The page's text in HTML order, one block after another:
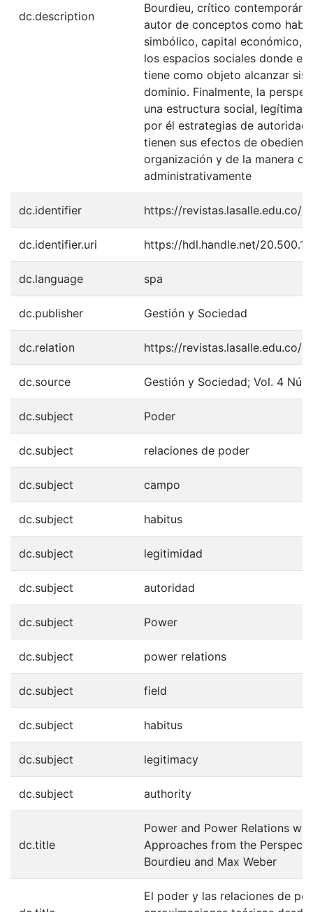
dc.description
Bourdieu, crítico
autor de conceptos como
simbólico, capital económico,
los espacios sociales donde el
tiene como objeto alcanzar
dominio. Finalmente, la
una estructura social, legítima,
por él estrategias de
tienen sus efectos de
organización y de la manera
administrativamente
dc.identifier https://revistas.lasalle.edu.co/
dc.identifier.uri https://hdl.handle.net/
dc.language spa
dc.publisher Gestión y Sociedad
dc.relation https://revistas.lasalle.edu.co/
dc.source Gestión y Sociedad; Vol. 4
dc.subject Poder
dc.subject relaciones de poder
dc.subject campo
dc.subject habitus
dc.subject legitimidad
dc.subject autoridad
dc.subject Power
dc.subject power relations
dc.subject field
dc.subject habitus
dc.subject legitimacy
dc.subject authority
dc.title
Power and Power Relations
Approaches from the
Bourdieu and Max Weber
El poder y las relaciones de